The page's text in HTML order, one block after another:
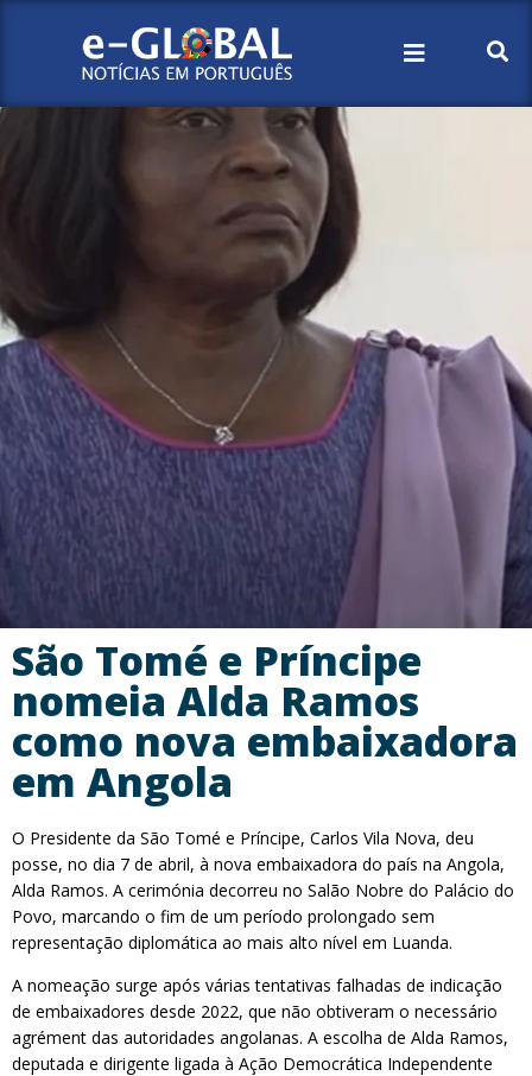
São Tomé e Príncipe
nomeia Alda Ramos
como nova embaixadora
em Angola
O Presidente da São Tomé e Príncipe, Carlos Vila Nova, deu
posse, no dia 7 de abril, à nova embaixadora do país na Angola,
Alda Ramos. A cerimónia decorreu no Salão Nobre do Palácio do
Povo, marcando o fim de um período prolongado sem
representação diplomática ao mais alto nível em Luanda.
A nomeação surge após várias tentativas falhadas de indicação
de embaixadores desde 2022, que não obtiveram o necessário
agrément das autoridades angolanas. A escolha de Alda Ramos,
deputada e dirigente ligada à Ação Democrática Independente